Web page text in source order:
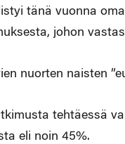
tänä vuonna
johon
nuorten naisten
tehtäessä
eli noin 45%.